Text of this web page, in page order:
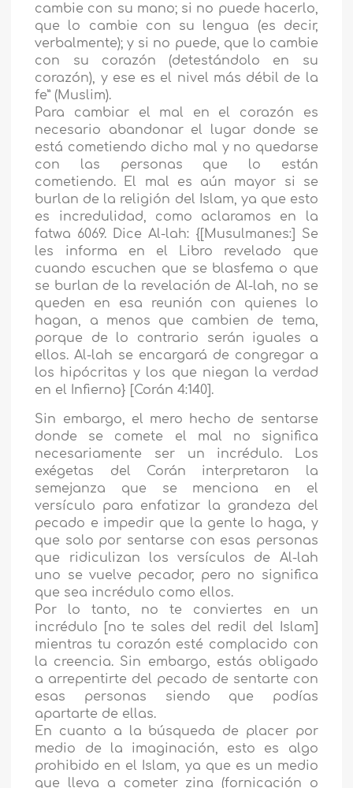
cambie con su mano; si no puede hacerlo,
que lo cambie con su lengua (es decir,
verbalmente); y si no puede, que lo cambie
con su corazón (detestándolo en su
corazón), y ese es el nivel más débil de la
fe” (Muslim).
Para cambiar el mal en el corazón es
necesario abandonar el lugar donde se
está cometiendo dicho mal y no quedarse
con las personas que lo están
cometiendo. El mal es aún mayor si se
burlan de la religión del Islam, ya que esto
es incredulidad, como aclaramos en la
fatwa 6069. Dice Al-lah: {[Musulmanes:] Se
les informa en el Libro revelado que
cuando escuchen que se blasfema o que
se burlan de la revelación de Al-lah, no se
queden en esa reunión con quienes lo
hagan, a menos que cambien de tema,
porque de lo contrario serán iguales a
ellos. Al-lah se encargará de congregar a
los hipócritas y los que niegan la verdad
en el Infierno} [Corán 4:140].
Sin embargo, el mero hecho de sentarse
donde se comete el mal no significa
necesariamente ser un incrédulo. Los
exégetas del Corán interpretaron la
semejanza que se menciona en el
versículo para enfatizar la grandeza del
pecado e impedir que la gente lo haga, y
que solo por sentarse con esas personas
que ridiculizan los versículos de Al-lah
uno se vuelve pecador, pero no significa
que sea incrédulo como ellos.
Por lo tanto, no te conviertes en un
incrédulo [no te sales del redil del Islam]
mientras tu corazón esté complacido con
la creencia. Sin embargo, estás obligado
a arrepentirte del pecado de sentarte con
esas personas siendo que podías
apartarte de ellas.
En cuanto a la búsqueda de placer por
medio de la imaginación, esto es algo
prohibido en el Islam, ya que es un medio
que lleva a cometer zina (fornicación o